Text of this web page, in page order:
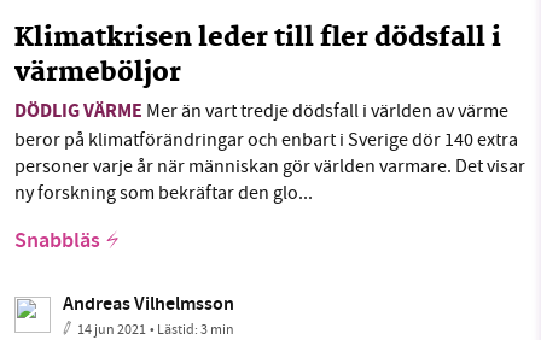
Klimatkrisen leder till fler dödsfall i
värmeböljor
DÖDLIG VÄRME Mer än vart tredje dödsfall i världen av värme
beror på klimatförändringar och enbart i Sverige dör 140 extra
personer varje år när människan gör världen varmare. Det visar
ny forskning som bekräftar den glo...
Snabbläs
Andreas Vilhelmsson
14 jun 2021• Lästid:3 min